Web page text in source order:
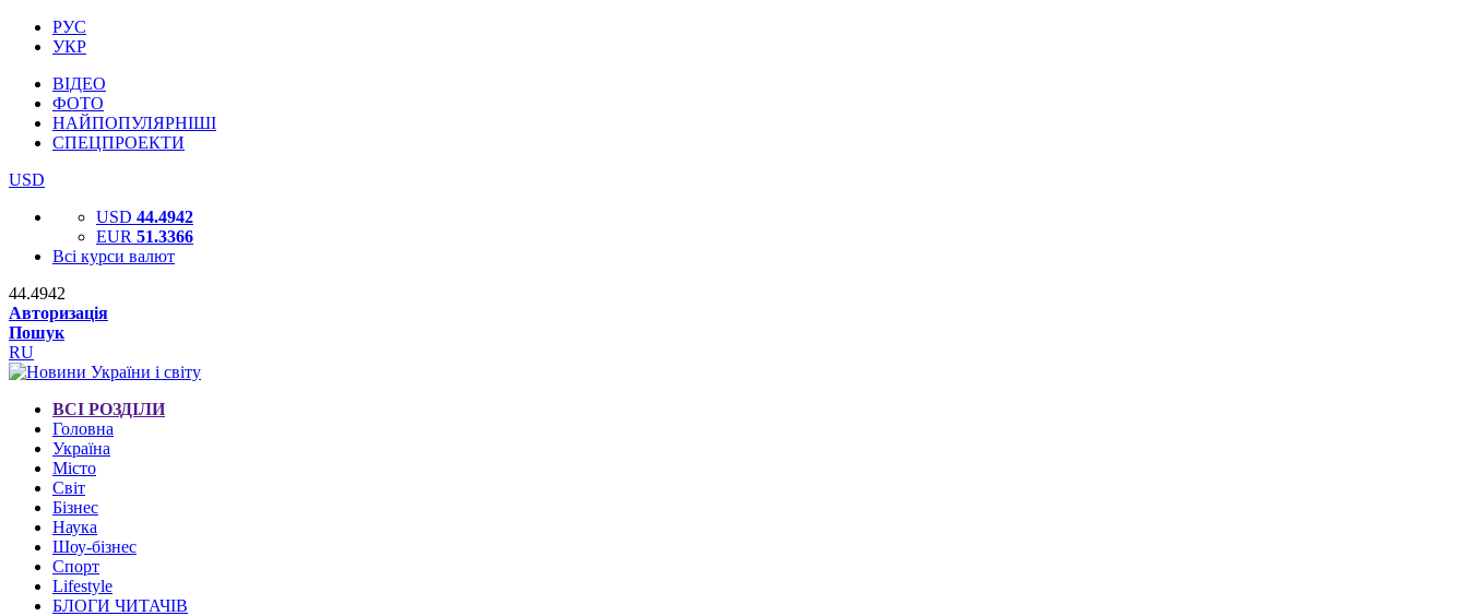
РУС
УКР
ВІДЕО
ФОТО
НАЙПОПУЛЯРНІШІ
СПЕЦПРОЕКТИ
USD
USD 44.4942
EUR 51.3366
Всі курси валют
44.4942
Авторизація
Пошук
RU
ВСІ РОЗДІЛИ
Головна
Україна
Місто
Світ
Бізнес
Наука
Шоу-бізнес
Спорт
Lifestyle
БЛОГИ ЧИТАЧІВ